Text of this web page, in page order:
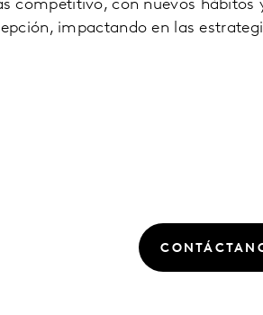
competitivo, con nuevos hábitos
impactando en las